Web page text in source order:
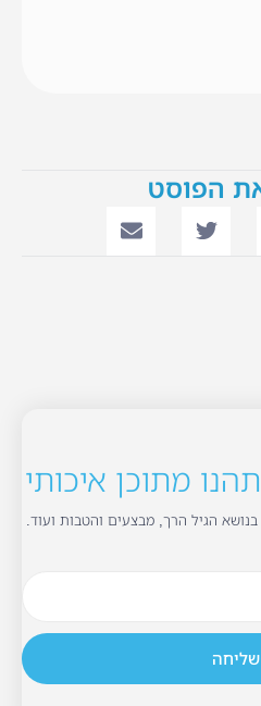
הפוסט
מתוכן איכותי
הגיל הרך, מבצעים והטבות ועוד.
שליחה